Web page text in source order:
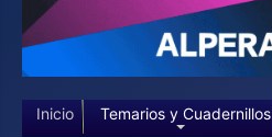
Inicio Temarios y Cuadernillos